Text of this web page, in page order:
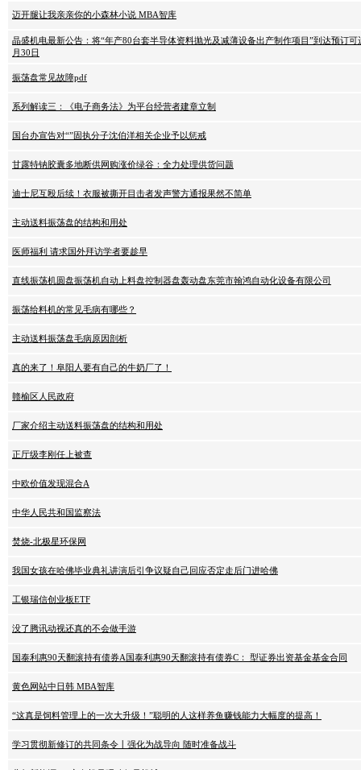
迈开腿让我亲亲你的小森林小说 MBA智库
晶盛机电最新公告：将“年产80台套半导体资料抛光及减薄设备出产制作项目”到达预订
月30日
振荡盘常见故障pdf
系列解读三：《电子商务法》为平台经营者建章立制
国台办宣告对“”固执分子沈伯洋相关企业予以惩戒
甘露特钠胶囊多地断供网购涨价绿谷：全力处理供货问题
迪士尼互殴后续！衣服被撕开目击者发声警方通报果然不简单
主动送料振荡盘的结构和用处
医师福利 请求国外拜访学者要趁早
直线振荡机圆盘振荡机自动上料盘控制器盘轰动盘东莞市翰鸿自动化设备有限公司
振荡给料机的常见毛病有哪些？
主动送料振荡盘毛病原因剖析
真的来了！阜阳人要有自己的牛奶厂了！
赣榆区人民政府
厂家介绍主动送料振荡盘的结构和用处
正厅级李刚任上被查
中欧价值发现混合A
中华人民共和国监察法
焚烧-北极星环保网
我国女孩在哈佛毕业典礼讲演后引争议疑自己回应否定走后门进哈佛
工银瑞信创业板ETF
没了腾讯动视还真的不会做手游
国泰利惠90天翻滚持有债券A国泰利惠90天翻滚持有债券C： 型证券出资基金基金合同
黄色网站中日韩 MBA智库
“这真是饲料管理上的一次大升级！”聪明的人这样养鱼赚钱能力大幅度的提高！
学习贯彻新修订的共同条令丨强化为战导向 随时准备战斗